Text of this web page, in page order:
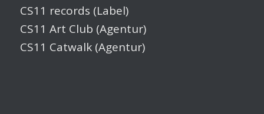
CS11 records (Label)
CS11 Art Club (Agentur)
CS11 Catwalk (Agentur)